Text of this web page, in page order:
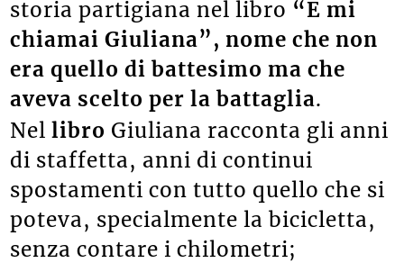
storia partigiana nel libro “E mi
chiamai Giuliana”, nome che non
era quello di battesimo ma che
aveva scelto per la battaglia.
Nellibro Giuliana racconta gli anni
di staffetta, anni di continui
spostamenti con tutto quello che si
poteva, specialmente la bicicletta,
senza contare i chilometri;